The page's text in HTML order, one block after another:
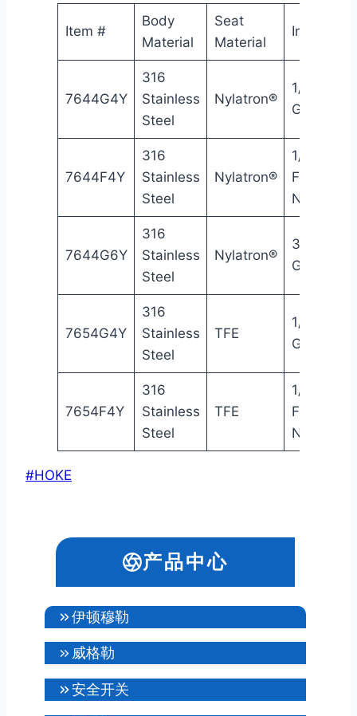
Item #
Body
Material
Seat
Material
Inlet
7644G4Y
316
Stainless
Steel
Nylatron®
1/4″
Gyrolok®
7644F4Y
316
Stainless
Steel
Nylatron®
1/4″
Female
NPT
7644G6Y
316
Stainless
Steel
Nylatron®
3/8″
Gyrolok®
7654G4Y
316
Stainless
Steel
TFE
1/4″
Gyrolok®
7654F4Y
316
Stainless
Steel
TFE
1/4″
Female
NPT
文
#HOKE
产品中心
伊顿穆勒
威格勒
安全开关